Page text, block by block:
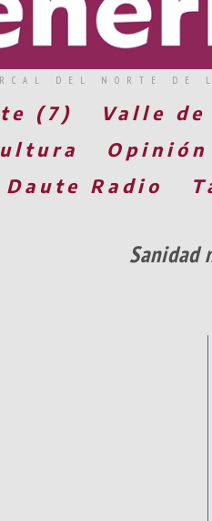
DEL NORTE
(7) Valle
Opinión
Radio
Sanidad